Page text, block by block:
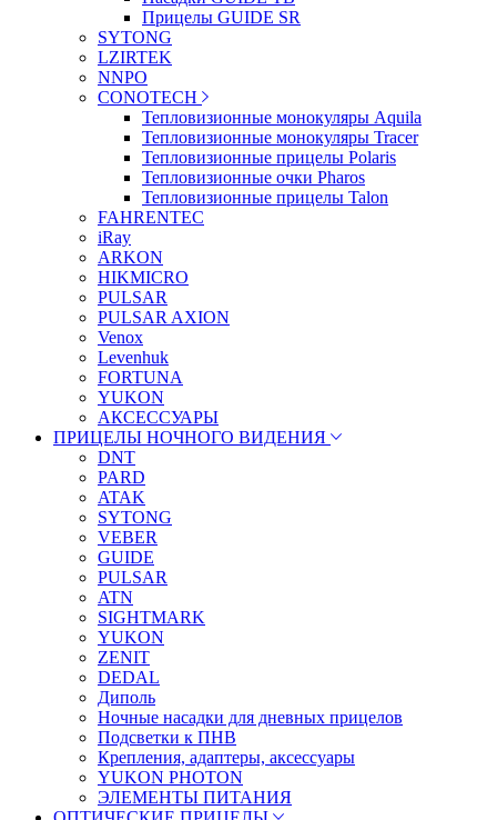
Прицелы GUIDE SR
SYTONG
LZIRTEK
NNPO
CONOTECH
Тепловизионные монокуляры Aquila
Тепловизионные монокуляры Tracer
Тепловизионные прицелы Polaris
Тепловизионные очки Pharos
Тепловизионные прицелы Talon
FAHRENTEC
iRay
ARKON
HIKMICRO
PULSAR
PULSAR AXION
Venox
Levenhuk
FORTUNA
YUKON
АКСЕССУАРЫ
ПРИЦЕЛЫ НОЧНОГО ВИДЕНИЯ
DNT
PARD
ATAK
SYTONG
VEBER
GUIDE
PULSAR
ATN
SIGHTMARK
YUKON
ZENIT
DEDAL
Диполь
Ночные насадки для дневных прицелов
Подсветки к ПНВ
Крепления, адаптеры, аксессуары
YUKON PHOTON
ЭЛЕМЕНТЫ ПИТАНИЯ